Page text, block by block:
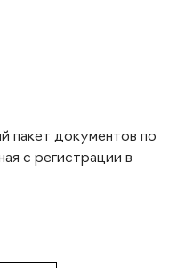
пакет документов по
с регистрации в